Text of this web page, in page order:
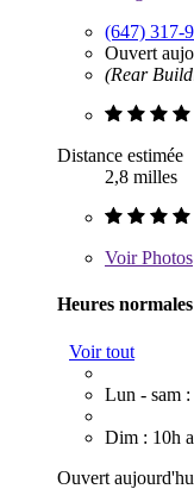
(647) 317-
Ouvert
(Rear
Distance estimée
2,8 milles
VoirPhotos
Heures normales
Voir tout
Lun - sam
Dim : 10h
Ouvert